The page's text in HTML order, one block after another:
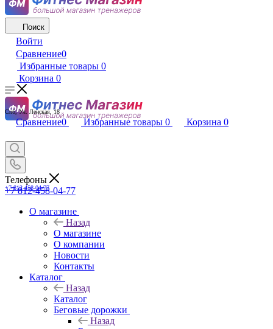
Поиск
Войти
Сравнение0
Избранные товары 0
Корзина 0
Спб, Ул. Ленская, 18
Сравнение0 Избранные товары 0 Корзина 0
+7 812-458-04-77
Телефоны
+7 812-458-04-77
О магазине
Назад
О магазине
О компании
Новости
Контакты
Каталог
Назад
Каталог
Беговые дорожки
Назад